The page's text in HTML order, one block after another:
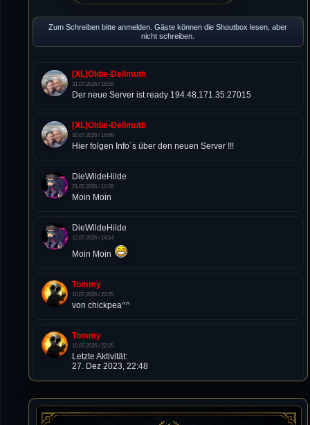
Zum Schreiben bitte anmelden. Gäste können die Shoutbox lesen, aber
nicht schreiben.
[XL]Oldie-Dellmuth
31.07.2026 / 18:59
Der neue Server ist ready 194.48.171.35:27015
[XL]Oldie-Dellmuth
30.07.2026 / 16:08
Hier folgen Info´s über den neuen Server !!!
DieWildeHilde
21.07.2026 / 10:28
Moin Moin
DieWildeHilde
12.07.2026 / 14:14
Moin Moin
Tommy
10.07.2026 / 22:25
von chickpea^^
Tommy
10.07.2026 / 22:25
Letzte Aktivität:
27. Dez 2023, 22:48
DieWildeHilde
10.07.2026 / 12:48
Happy Birthday Chickpea